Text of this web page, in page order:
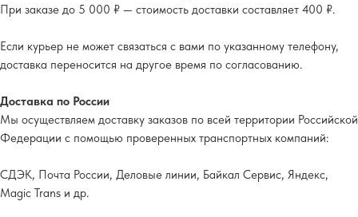
При заказе до 5 000 ₽ — стоимость доставки составляет 400 ₽.
Если курьер не может связаться с вами по указанному телефону,
доставка переносится на другое время по согласованию.
Доставка по России
Мы осуществляем доставку заказов по всей территории Российской
Федерации с помощью проверенных транспортных компаний:
СДЭК, Почта России, Деловые линии, Байкал Сервис, Яндекс,
Magic Trans и др.